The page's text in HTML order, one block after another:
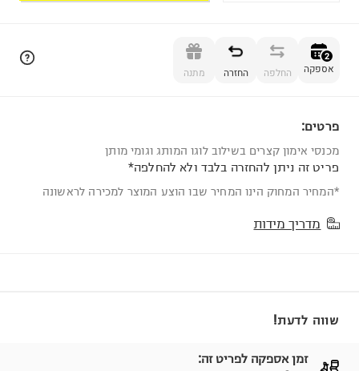
2
אספקה החלפה החזרה מתנה
פרטים:
מכנסי אימון קצרים בשילוב לוגו המותג וגומי מותן
פריט זה ניתן להחזרה בלבד ולא להחלפה*
*המחיר המחוק הינו המחיר שבו הוצע המוצר למכירה לראשונה
מדריך מידות
שווה לדעת!
זמן אספקה לפריט זה: